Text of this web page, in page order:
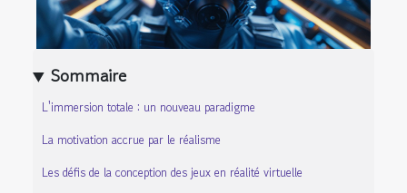
Sommaire
L'immersion totale : un nouveau paradigme
La motivation accrue par le réalisme
Les défis de la conception des jeux en réalité virtuelle